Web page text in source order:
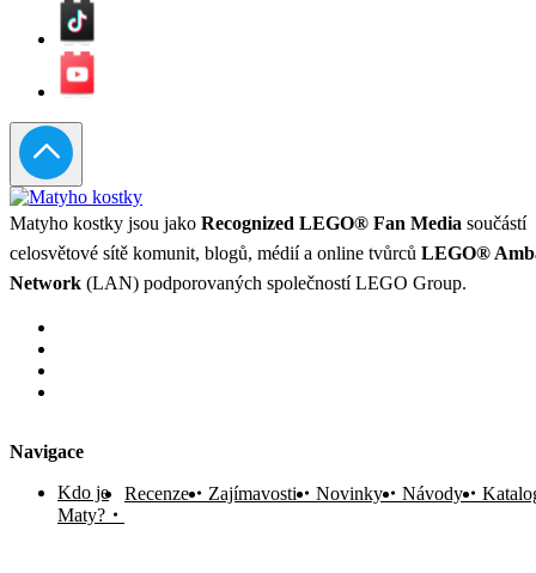
Matyho kostky jsou jako Recognized LEGO® Fan Media součástí
celosvětové sítě komunit, blogů, médií a online tvůrců LEGO®
Network (LAN) podporovaných společností LEGO Group.
Navigace
Kdo je
Maty?
Recenze Zajímavosti Novinky Návody